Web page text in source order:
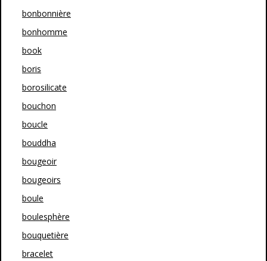
bonbonnière
bonhomme
book
boris
borosilicate
bouchon
boucle
bouddha
bougeoir
bougeoirs
boule
boulesphère
bouquetière
bracelet